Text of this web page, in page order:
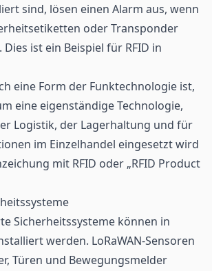
sind, lösen einen Alarm aus, wenn
oder Transponder
ist ein Beispiel für RFID in
eine Form der Funktechnologie ist,
eine eigenständige Technologie,
Logistik, der Lagerhaltung und für
im Einzelhandel eingesetzt wird
mit RFID oder „RFID Product
Sicherheitssysteme können in
werden. LoRaWAN-Sensoren
Türen und Bewegungsmelder